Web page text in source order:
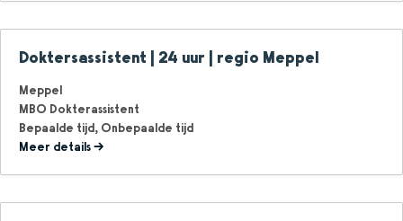
Doktersassistent | 24 uur | regio Meppel
Meppel
MBO Dokterassistent
Bepaalde tijd Onbepaalde tijd
Meer details